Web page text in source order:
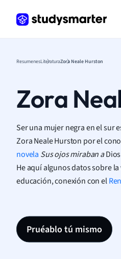
ResumenesLiteraturaZora Neale Hurston
Zora
Ser una mujer negra en el sur
Zora Neale Hurston por el
novela Sus ojos miraban a
He aquí algunos datos sobre
educación, conexión con el
Pruéablo tú mismo